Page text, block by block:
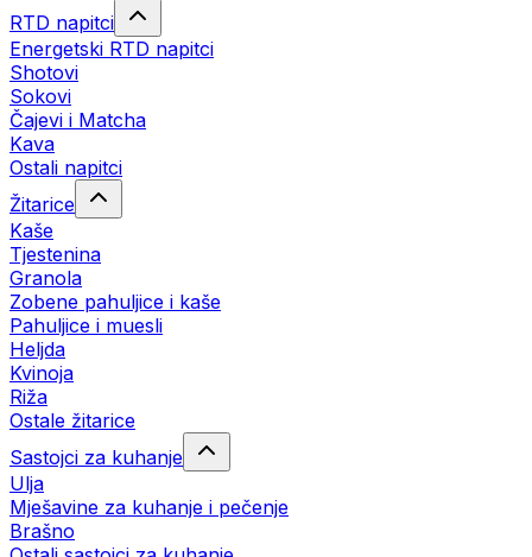
RTD napitci
Energetski RTD napitci
Shotovi
Sokovi
Čajevi i Matcha
Kava
Ostali napitci
Žitarice
Kaše
Tjestenina
Granola
Zobene pahuljice i kaše
Pahuljice i muesli
Heljda
Kvinoja
Riža
Ostale žitarice
Sastojci za kuhanje
Ulja
Mješavine za kuhanje i pečenje
Brašno